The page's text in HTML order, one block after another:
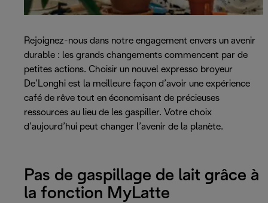
Rejoignez-nous dans notre engagement envers un avenir
durable : les grands changements commencent par de
petites actions. Choisir un nouvel expresso broyeur
De’Longhi est la meilleure façon d’avoir une expérience
café de rêve tout en économisant de précieuses
ressources au lieu de les gaspiller. Votre choix
d’aujourd’hui peut changer l’avenir de la planète.
Pas de gaspillage de lait grâce à
la fonction MyLatte